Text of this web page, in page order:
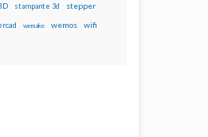
stampante 3d stepper
wemake wemos wifi